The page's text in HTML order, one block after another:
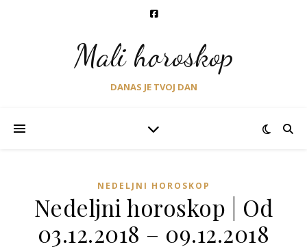
Mali horoskop
DANAS JE TVOJ DAN
NEDELJNI HOROSKOP
Nedeljni horoskop | Od
03.12.2018 – 09.12.2018